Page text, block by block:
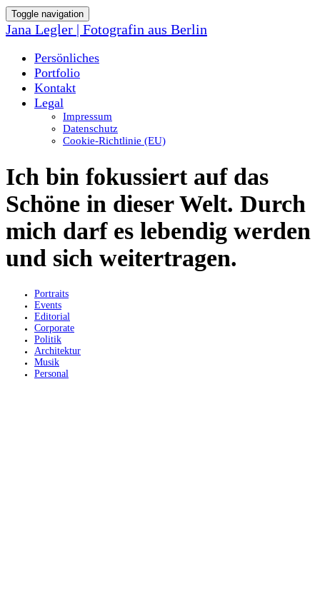
Toggle navigation
Jana Legler | Fotografin aus Berlin
Persönliches
Portfolio
Kontakt
Legal
Impressum
Datenschutz
Cookie-Richtlinie (EU)
Ich bin fokussiert auf das
Schöne in dieser Welt. Durch
mich darf es lebendig werden
und sich weitertragen.
Portraits
Events
Editorial
Corporate
Politik
Architektur
Musik
Personal